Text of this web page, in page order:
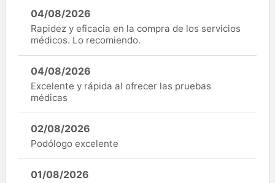
04/08/2026
Rapidez y eficacia en la compra de los servicios
médicos. Lo recomiendo.
04/08/2026
Excelente y rápida al ofrecer las pruebas
médicas
02/08/2026
Podólogo excelente
01/08/2026